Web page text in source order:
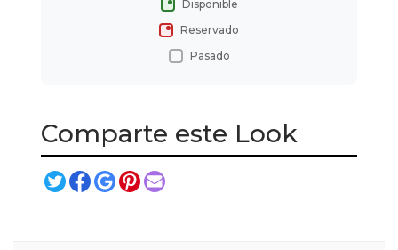
Disponible
Reservado
Pasado
Comparte este Look